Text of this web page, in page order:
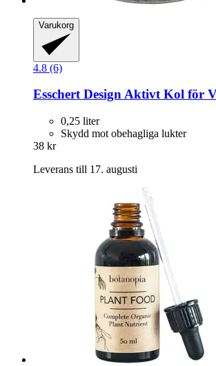
Varukorg
4.8 (6)
Esschert DesignAktivt Kol för
0,25 liter
Skydd mot obehagliga lukter
38 kr
Leverans till 17. augusti